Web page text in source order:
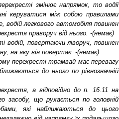
змінює напрямок, то водії
керуватися між собою правилами
водій легкового автомобіля повинен
праворуч від нього. -(немає)
водій, повертаючи ліворуч, повинен
на яку він повертає. -(немає)
перехресті трамвай має перевагу
до нього по рівнозначній
а відповідно до п. 16.11 на
засобу, що рухається по головній
які наближаються до цього